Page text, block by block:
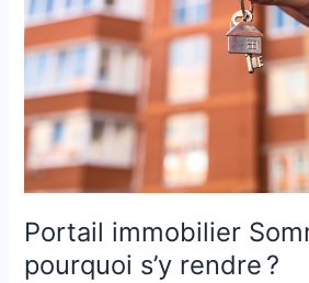
Portail immobilier
pourquoi s’y rendre ?
s’y
rendre ?